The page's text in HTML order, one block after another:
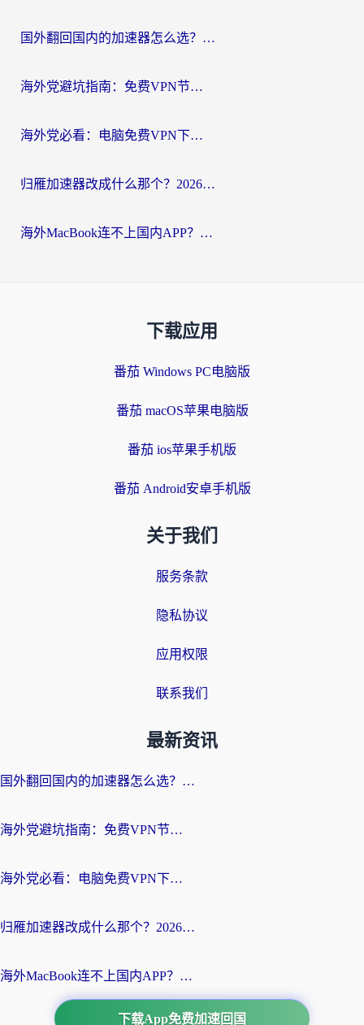
国外翻回国内的加速器怎么选？海外党亲测实用指南，告别地域限制
海外党避坑指南：免费VPN节点真的靠谱吗？教你选对回国加速器无缝访问国内资源
海外党必看：电脑免费VPN下载指南+回国加速器选择全攻略，告别地区限制
归雁加速器改成什么那个？2026海外党回国加速全攻略：告别地区限制，轻松刷剧玩游戏
海外MacBook连不上国内APP？选对回国VPN，告别地区限制的烦恼
下载应用
番茄 Windows PC电脑版
番茄 macOS苹果电脑版
番茄 ios苹果手机版
番茄 Android安卓手机版
关于我们
服务条款
隐私协议
应用权限
联系我们
最新资讯
国外翻回国内的加速器怎么选？海外党亲测实用指南，告别地域限制
海外党避坑指南：免费VPN节点真的靠谱吗？教你选对回国加速器无缝访问国内资源
海外党必看：电脑免费VPN下载指南+回国加速器选择全攻略，告别地区限制
归雁加速器改成什么那个？2026海外党回国加速全攻略：告别地区限制，轻松刷剧玩游戏
海外MacBook连不上国内APP？选对回国VPN，告别地区限制的烦恼
下载App免费加速回国